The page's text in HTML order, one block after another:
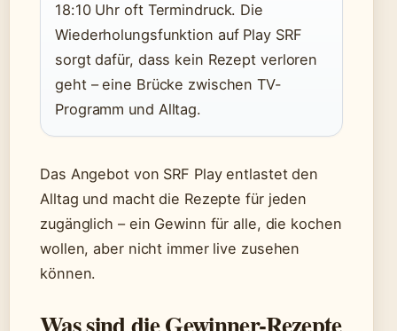
18:10 Uhr oft Termindruck. Die
Wiederholungsfunktion auf Play SRF
sorgt dafür, dass kein Rezept verloren
geht – eine Brücke zwischen TV-
Programm und Alltag.
Das Angebot von SRF Play entlastet den
Alltag und macht die Rezepte für jeden
zugänglich – ein Gewinn für alle, die kochen
wollen, aber nicht immer live zusehen
können.